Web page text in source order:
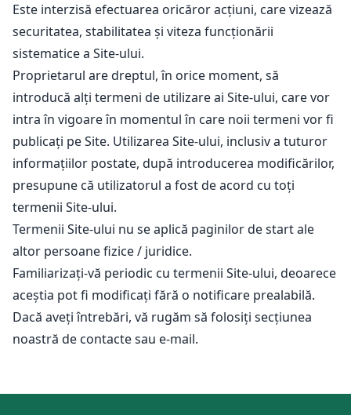
Este interzisă efectuarea oricăror acțiuni, care vizează
securitatea, stabilitatea și viteza funcționării
sistematice a Site-ului.
Proprietarul are dreptul, în orice moment, să
introducă alți termeni de utilizare ai Site-ului, care vor
intra în vigoare în momentul în care noii termeni vor fi
publicați pe Site. Utilizarea Site-ului, inclusiv a tuturor
informațiilor postate, după introducerea modificărilor,
presupune că utilizatorul a fost de acord cu toți
termenii Site-ului.
Termenii Site-ului nu se aplică paginilor de start ale
altor persoane fizice / juridice.
Familiarizați-vă periodic cu termenii Site-ului, deoarece
aceștia pot fi modificați fără o notificare prealabilă.
Dacă aveți întrebări, vă rugăm să folosiți secțiunea
noastră de contacte sau e-mail.